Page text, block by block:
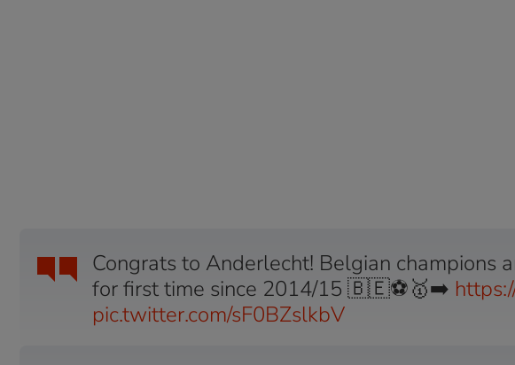
Congrats to Anderlecht! Belgian champions
for first time since 2014/15 🇧🇪⚽️🥇➡️
pic.twitter.com/sF0BZslkbV